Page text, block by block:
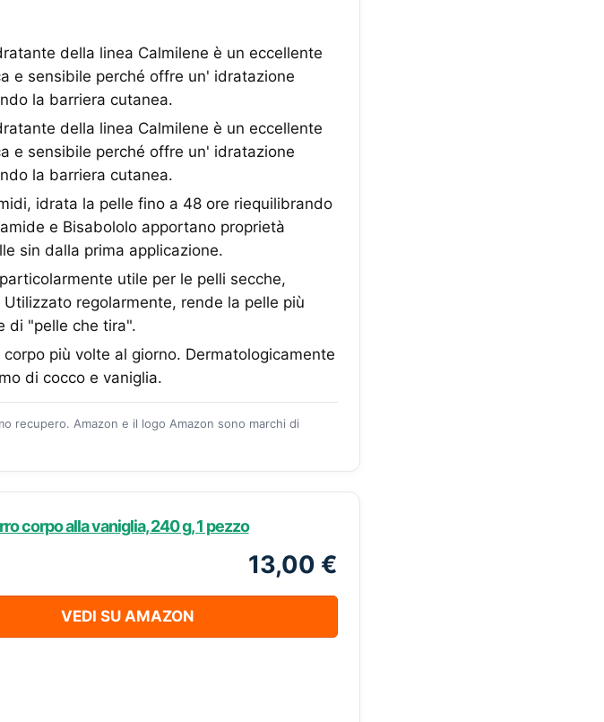
della linea Calmilene è un eccellente
e sensibile perché offre un' idratazione
la barriera cutanea.
della linea Calmilene è un eccellente
e sensibile perché offre un' idratazione
la barriera cutanea.
idrata la pelle fino a 48 ore riequilibrando
e Bisabololo apportano proprietà
sin dalla prima applicazione.
utile per le pelli secche,
regolarmente, rende la pelle più
di "pelle che tira".
più volte al giorno. Dermatologicamente
di cocco e vaniglia.
recupero. Amazon e il logo Amazon sono marchi di
corpo alla vaniglia, 240 g, 1 pezzo
13,00 €
VEDI SU AMAZON